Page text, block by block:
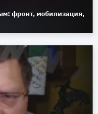
фронт, мобилизация,